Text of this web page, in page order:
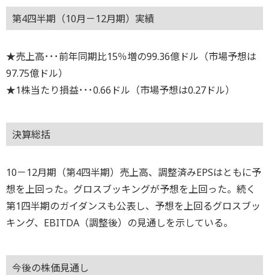
第4四半期（10月－12月期）実績
★売上高･･･前年同期比15％増の99.36億ドル（市場予想は
97.75億ドル）
★1株当たり損益･･･0.66ドル（市場予想は0.27ドル）
決算総括
10－12月期（第4四半期）売上高、調整済みEPSはともに予
想を上回った。グロスブッキングが予想を上回った。続く
第1四半期のガイダンスも公表し、予想を上回るグロスブッ
キング、EBITDA（調整後）の見通しを示している。
今後の株価見通し